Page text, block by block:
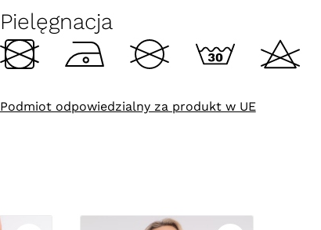
Pielęgnacja
Podmiot odpowiedzialny za produkt w UE